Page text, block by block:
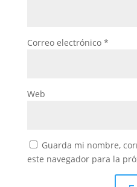
Correo electrónico *
Web
Guarda mi nombre,
este navegador para la